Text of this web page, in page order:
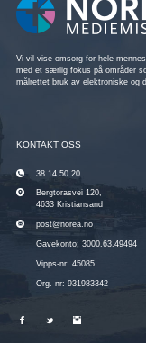
Vi vil vise omsorg for hele
med et særlig fokus på områder
målrettet bruk av elektroniske og
KONTAKT OSS
38 14 50 20
Bergtorasvei 120,
4633 Kristiansand
post@norea.no
Gavekonto: 3000.63.49494
Vipps-nr: 45085
Org. nr: 931983342